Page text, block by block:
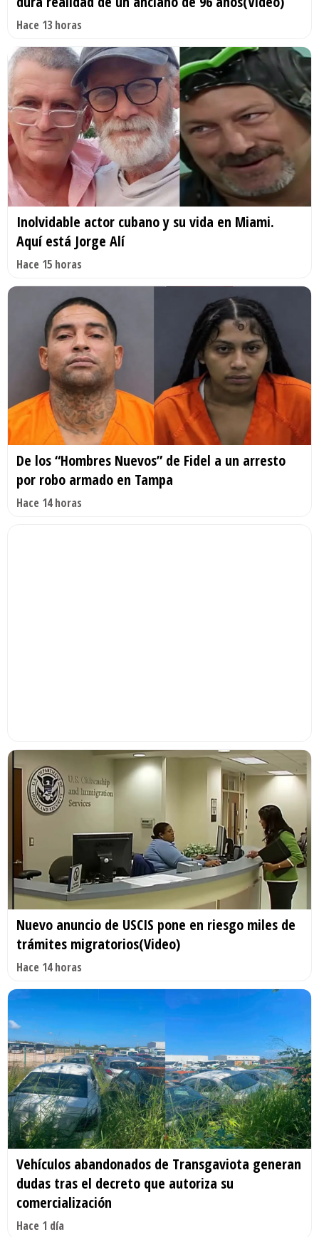
Hace 13 horas
Inolvidable actor cubano y su vida en Miami.
Aquí está Jorge Alí
Hace 15 horas
De los “Hombres Nuevos” de Fidel a un arresto
por robo armado en Tampa
Hace 14 horas
Nuevo anuncio de USCIS pone en riesgo miles de
trámites migratorios(Video)
Hace 14 horas
Vehículos abandonados de Transgaviota generan
dudas tras el decreto que autoriza su
comercialización
Hace 1 día